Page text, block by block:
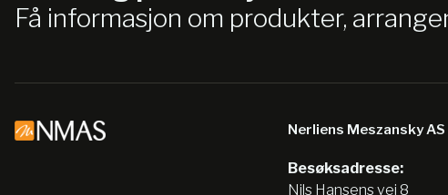
Få informasjon om produkter,
Nerliens Meszansky AS
Besøksadresse:
Nils Hansens vei 8